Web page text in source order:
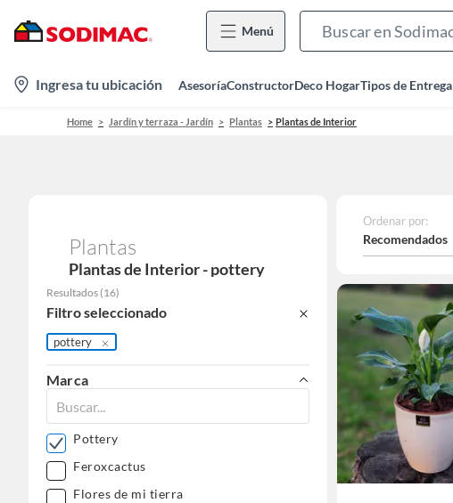
Menú
location-
icon
Ingresa tu ubicación AsesoríaConstructorDeco HogarTipos de Entrega
Home Jardín y terraza - Jardín Plantas Plantas de Interior
Plantas
Plantas de Interior - pottery
Resultados (16)
Filtro seleccionado
pottery
Marca
Pottery
Feroxcactus
Flores de mi tierra
Ordenar por:
Recomendados